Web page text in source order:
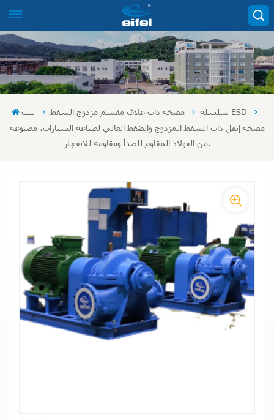
بيت مضخة ذات غلاف مقسم مزدوج الشفط
سلسلة ESD
مضخة إيفل ذات الشفط المزدوج والضغط العالي لصناعة السيارات، مصنوعة
من الفولاذ المقاوم للصدأ ومقاومة للانفجار.